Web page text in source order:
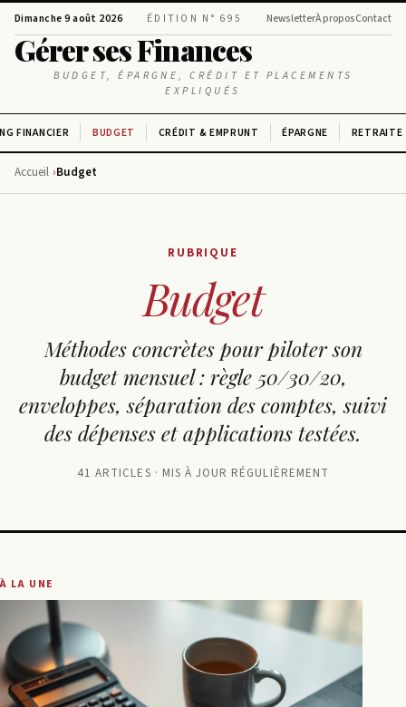
Dimanche 9 août 2026 ÉDITION N° 695 NewsletterÀ proposContact
Gérer ses Finances
BUDGET, ÉPARGNE, CRÉDIT ET PLACEMENTS
EXPLIQUÉS
FINANCIER BUDGET CRÉDIT & EMPRUNT ÉPARGNE RETRAITE
Accueil Budget
RUBRIQUE
Budget
Méthodes concrètes pour piloter son
budget mensuel : règle 50/30/20,
enveloppes, séparation des comptes, suivi
des dépenses et applications testées.
41 ARTICLES · MIS À JOUR RÉGULIÈREMENT
À LA UNE